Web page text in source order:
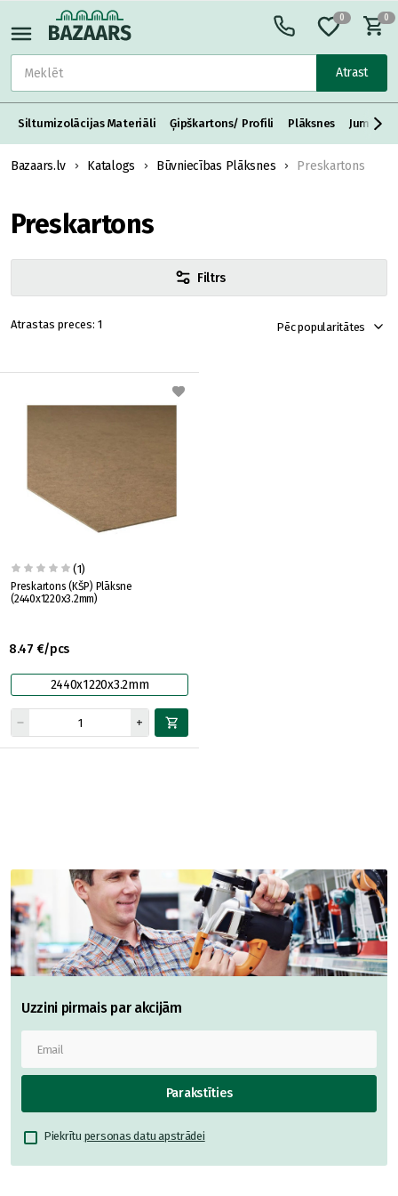
Atrast
0 0
Siltumizolācijas Materiāli Ģipškartons/ Profili Plāksnes Jumta
Bazaars.lv Katalogs Būvniecības Plāksnes Preskartons
Preskartons
Filtrs
1 Pēc popularitātes
(1)
Preskartons (KŠP) Plāksne
(2440x1220x3.2mm)
8.47 €/pcs
2440x1220x3.2mm
Uzzini pirmais par akcijām
Parakstīties
Piekrītu personas datu apstrādei